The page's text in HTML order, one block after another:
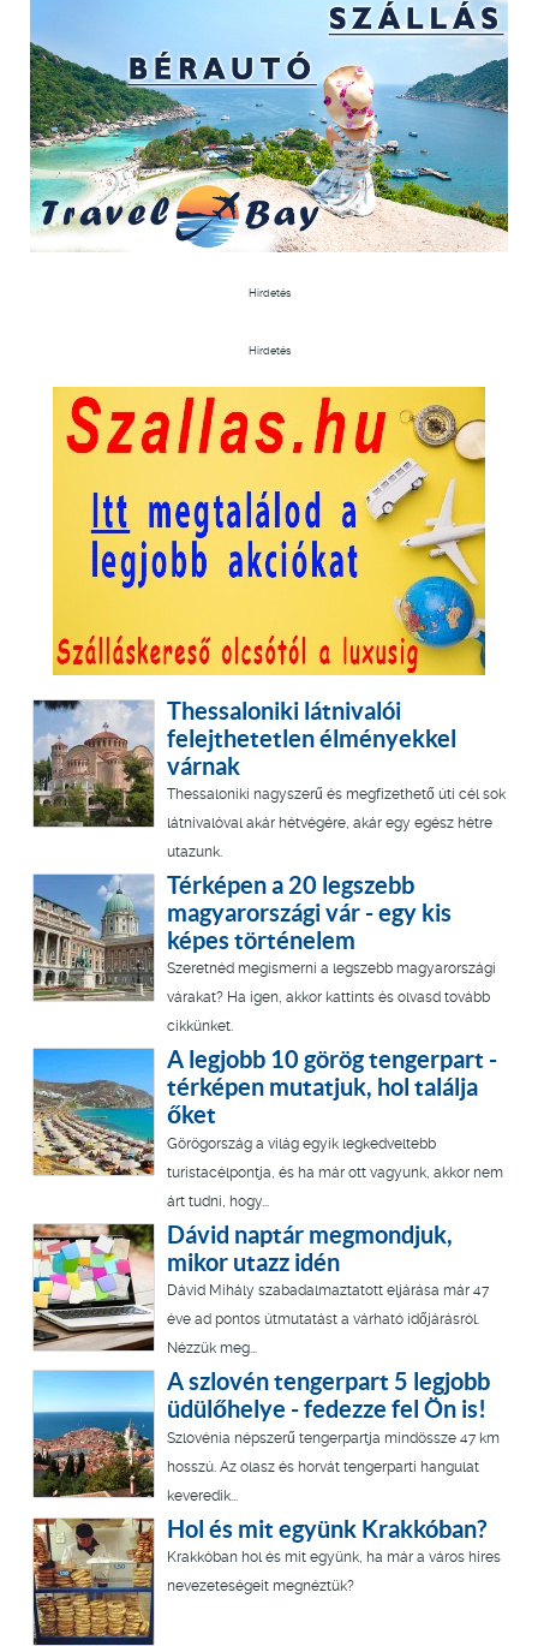
Hirdetés
Hirdetés
Thessaloniki látnivalói
felejthetetlen élményekkel
várnak
Thessaloniki nagyszerű és megfizethető úti cél sok
látnivalóval akár hétvégére, akár egy egész hétre
utazunk.
Térképen a 20 legszebb
magyarországi vár - egy kis
képes történelem
Szeretnéd megismerni a legszebb magyarországi
várakat? Ha igen, akkor kattints és olvasd tovább
cikkünket.
A legjobb 10 görög tengerpart -
térképen mutatjuk, hol találja
őket
Görögország a világ egyik legkedveltebb
turistacélpontja, és ha már ott vagyunk, akkor nem
árt tudni, hogy...
Dávid naptár megmondjuk,
mikor utazz idén
Dávid Mihály szabadalmaztatott eljárása már 47
éve ad pontos útmutatást a várható időjárásról.
Nézzük meg...
A szlovén tengerpart 5 legjobb
üdülőhelye - fedezze fel Ön is!
Szlovénia népszerű tengerpartja mindössze 47 km
hosszú. Az olasz és horvát tengerparti hangulat
keveredik...
Hol és mit együnk Krakkóban?
Krakkóban hol és mit együnk, ha már a város híres
nevezeteségeit megnéztük?